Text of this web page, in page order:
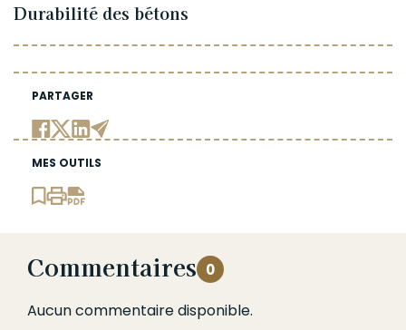
PARTAGER
MES OUTILS
Durabilité des bétons
Commentaires 0
Aucun commentaire disponible.